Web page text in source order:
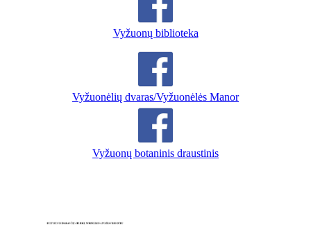
Vyžuonų biblioteka
Vyžuonėlių dvaras/Vyžuonėlės Manor
Vyžuonų botaninis draustinis